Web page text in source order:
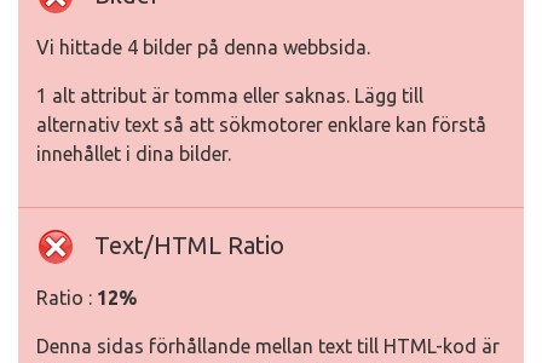
Vi hittade 4 bilder på denna webbsida.
1 alt attribut är tomma eller saknas. Lägg till
alternativ text så att sökmotorer enklare kan förstå
innehållet i dina bilder.
Text/HTML Ratio
Ratio : 12%
Denna sidas förhållande mellan text till HTML-kod är